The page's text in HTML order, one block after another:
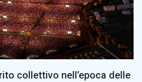
collettivo nell’epoca delle